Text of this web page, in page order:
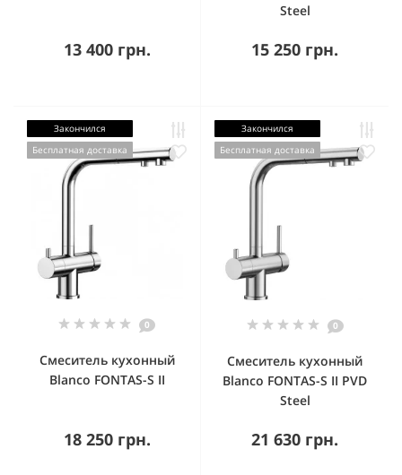
13 400 грн.
Steel
15 250 грн.
Закончился
Бесплатная доставка
0
Смеситель кухонный
Blanco FONTAS-S II
18 250 грн.
Закончился
Бесплатная доставка
0
Смеситель кухонный
Blanco FONTAS-S II PVD
Steel
21 630 грн.